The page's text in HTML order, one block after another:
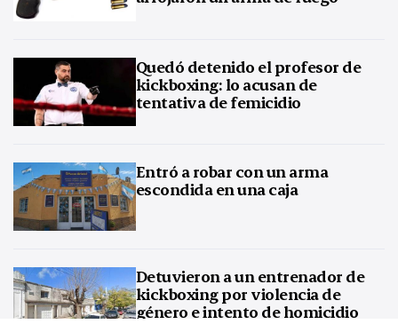
Quedó detenido el profesor de
kickboxing: lo acusan de
tentativa de femicidio
Entró a robar con un arma
escondida en una caja
Detuvieron a un entrenador de
kickboxing por violencia de
género e intento de homicidio